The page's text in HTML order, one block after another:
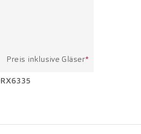
Preis inklusive Gläser*